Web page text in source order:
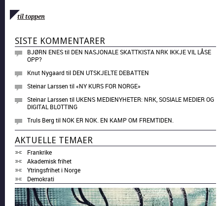
til toppen
SISTE KOMMENTARER
BJØRN ENEStil DEN NASJONALE SKATTKISTA NRK IKKJE VIL LÅSE
OPP?
Knut Nygaard til DEN UTSKJELTE DEBATTEN
Steinar Larssen til«NY KURS FOR NORGE»
Steinar Larssen tilUKENS MEDIENYHETER: NRK, SOSIALE MEDIER OG
DIGITAL BLOTTING
Truls Berg til NOK ER NOK. EN KAMP OM FREMTIDEN.
AKTUELLE TEMAER
Frankrike
Akademisk frihet
Ytringsfrihet i Norge
Demokrati